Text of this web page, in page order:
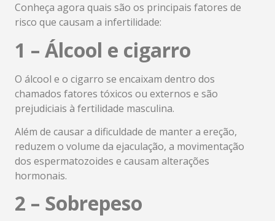
Conheça agora quais são os principais fatores de
risco que causam a infertilidade:
1 – Álcool e cigarro
O álcool e o cigarro se encaixam dentro dos
chamados fatores tóxicos ou externos e são
prejudiciais à fertilidade masculina.
Além de causar a dificuldade de manter a ereção,
reduzem o volume da ejaculação, a movimentação
dos espermatozoides e causam alterações
hormonais.
2 – Sobrepeso